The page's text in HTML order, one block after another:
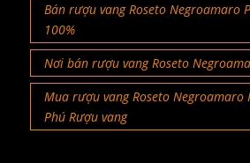
Bán rượu vang Roseto Negroamaro
100%
Nơi bán rượu vang Roseto
Mua rượu vang Roseto Negroamaro
Phú Rượu vang